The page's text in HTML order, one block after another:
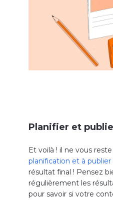
Planifier et
Et voilà ! il ne vous reste
planification et à publier
résultat final ! Pensez
régulièrement les
pour savoir si votre